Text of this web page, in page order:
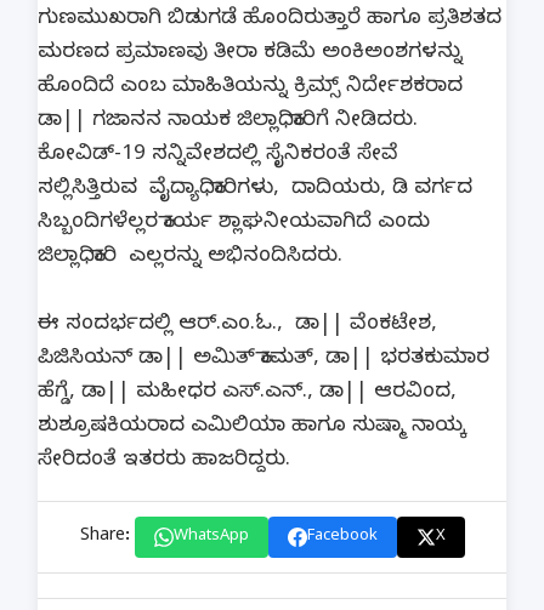
ಗುಣಮುಖರಾಗಿ ಬಿಡುಗಡೆ ಹೊಂದಿರುತ್ತಾರೆ ಹಾಗೂ ಪ್ರತಿಶತದ
ಮರಣದ ಪ್ರಮಾಣವು ತೀರಾ ಕಡಿಮೆ ಅಂಕಿಅಂಶಗಳನ್ನು
ಹೊಂದಿದೆ ಎಂಬ ಮಾಹಿತಿಯನ್ನು ಕ್ರಿಮ್ಸ್ ನಿರ್ದೇಶಕರಾದ
ಡಾ|| ಗಜಾನನ ನಾಯಕ ಜಿಲ್ಲಾಧಿಕಾರಿಗೆ ನೀಡಿದರು.
ಕೋವಿಡ್-19 ಸನ್ನಿವೇಶದಲ್ಲಿ ಸೈನಿಕರಂತೆ ಸೇವೆ
ಸಲ್ಲಿಸಿತ್ತಿರುವ ವೈದ್ಯಾಧಿಕಾರಿಗಳು, ದಾದಿಯರು, ಡಿ ವರ್ಗದ
ಸಿಬ್ಬಂದಿಗಳೆಲ್ಲರ ಕಾರ್ಯ ಶ್ಲಾಘನೀಯವಾಗಿದೆ ಎಂದು
ಜಿಲ್ಲಾಧಿಕಾರಿ ಎಲ್ಲರನ್ನು ಅಭಿನಂದಿಸಿದರು.
ಈ ಸಂದರ್ಭದಲ್ಲಿ ಆರ್.ಎಂ.ಓ., ಡಾ|| ವೆಂಕಟೇಶ,
ಪಿಜಿಸಿಯನ್ ಡಾ|| ಅಮಿತ್ ಕಾಮತ್, ಡಾ|| ಭರತಕುಮಾರ
ಹೆಗ್ಡೆ, ಡಾ|| ಮಹೀಧರ ಎಸ್.ಎನ್., ಡಾ|| ಆರವಿಂದ,
ಶುಶ್ರೂಷಕಿಯರಾದ ಎಮಿಲಿಯಾ ಹಾಗೂ ಸುಷ್ಮಾ ನಾಯ್ಕ
ಸೇರಿದಂತೆ ಇತರರು ಹಾಜರಿದ್ದರು.
Share: WhatsApp Facebook X